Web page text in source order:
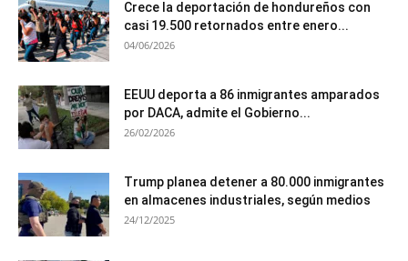
Crece la deportación de hondureños con
casi 19.500 retornados entre enero...
04/06/2026
EEUU deporta a 86 inmigrantes amparados
por DACA, admite el Gobierno...
26/02/2026
Trump planea detener a 80.000 inmigrantes
en almacenes industriales, según medios
24/12/2025